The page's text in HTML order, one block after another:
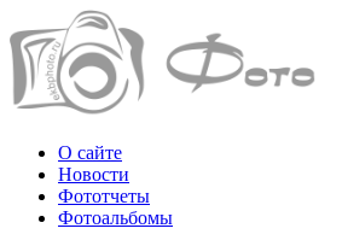
О сайте
Новости
Фототчеты
Фотоальбомы